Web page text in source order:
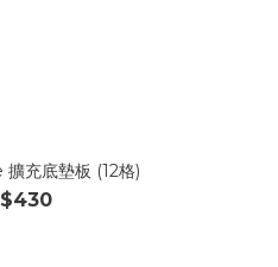
充底墊板 (12格)